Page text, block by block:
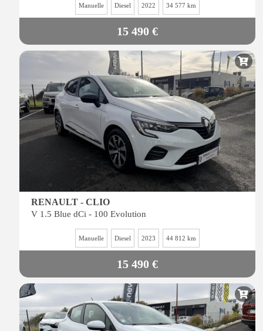
Manuelle Diesel 2022 34 577 km
15 490 €
RENAULT - CLIO
V 1.5 Blue dCi - 100 Evolution
Manuelle Diesel 2023 44 812 km
15 490 €